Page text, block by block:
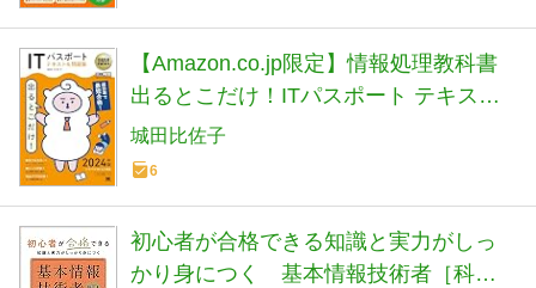
【Amazon.co.jp限定】情報処理教科書
出るとこだけ！ITパスポート テキスト
＆問題集 2024年版（特典：2024年版
「出るとこ！」キーワードランキング
城田比佐子
6
初心者が合格できる知識と実力がしっ
かり身につく 基本情報技術者［科目